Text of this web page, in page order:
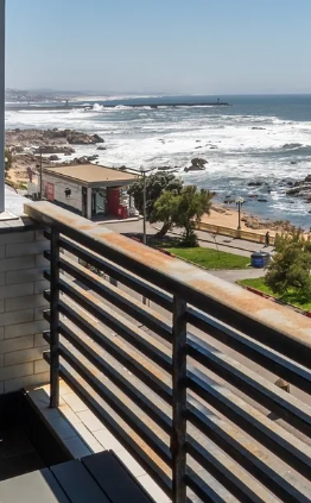
Contactos
Revista K&A